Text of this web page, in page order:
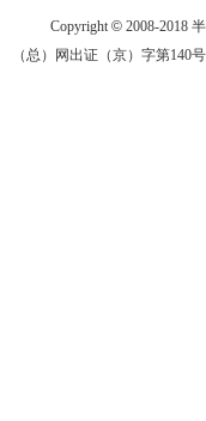
Copyright © 2008-2018
（总）网出证（京）字第140